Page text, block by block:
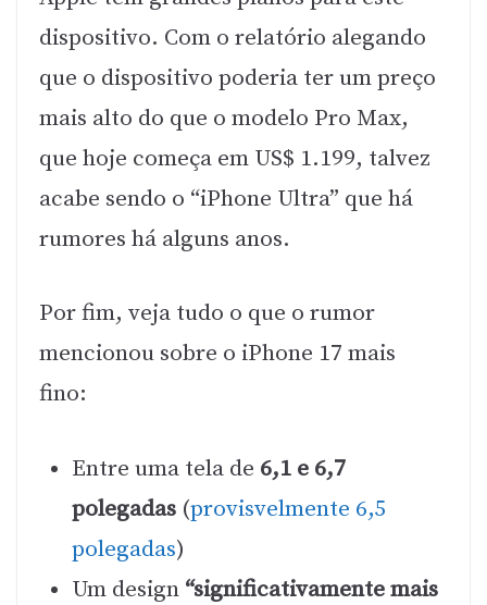
dispositivo. Com o relatório alegando
que o dispositivo poderia ter um preço
mais alto do que o modelo Pro Max,
que hoje começa em US$ 1.199, talvez
acabe sendo o “iPhone Ultra” que há
rumores há alguns anos.
Por fim, veja tudo o que o rumor
mencionou sobre o iPhone 17 mais
fino:
Entre uma tela de 6,1 e 6,7
polegadas (provisvelmente 6,5
polegadas)
Um design “significativamente mais